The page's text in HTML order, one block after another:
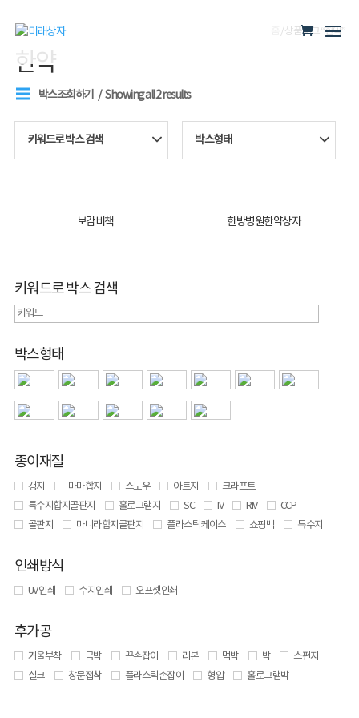
/ 상품 태그 “한약”
한약
박스조회하기 Showing all 2 results
키워드로 박스 검색 박스형태
보감비책 한방병원한약상자
키워드로 박스 검색
박스형태
종이재질
갱지 마마합지 스노우 아트지
크라프트
특수지합지골판지
홀로그램지 SC IV RIV
CCP
골판지
마니라합지골판지 플라스틱케이스 쇼핑백 특수지
인쇄방식
UV 인쇄 수지인쇄 오프셋인쇄
후가공
거울부착 금박 끈손잡이 리본 먹박 박
스펀지
실크
창문접착 플라스틱손잡이 형압 홀로그램박